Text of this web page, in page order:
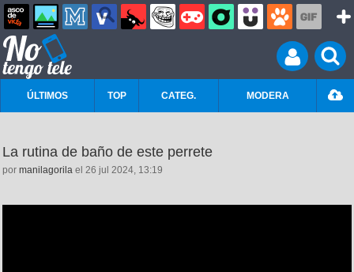
ÚLTIMOS TOP CATEG. MODERA
La rutina de baño de este perrete
por manilagorila el 26 jul 2024, 13:19